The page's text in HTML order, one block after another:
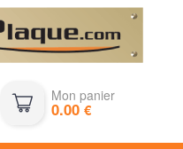
Mon panier
0.00€